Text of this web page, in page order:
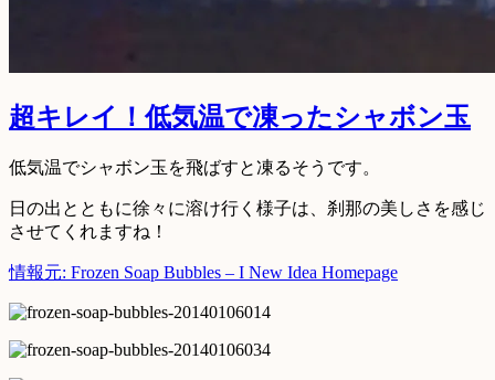
超キレイ！低気温で凍ったシャボン玉
低気温でシャボン玉を飛ばすと凍るそうです。
日の出とともに徐々に溶け行く様子は、刹那の美しさを感じ
させてくれますね！
情報元: Frozen Soap Bubbles – I New Idea Homepage